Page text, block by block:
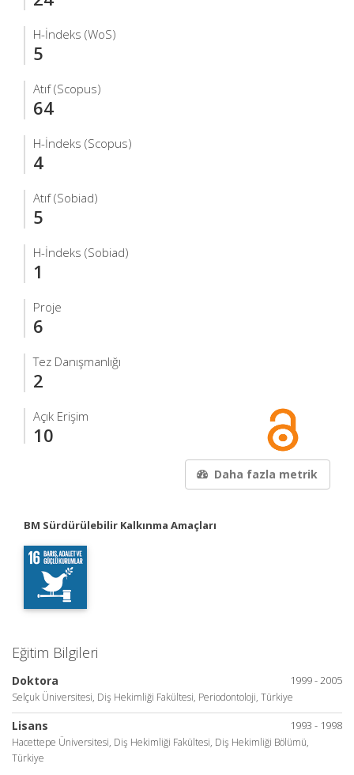
H-İndeks (WoS)
5
Atıf (Scopus)
64
H-İndeks (Scopus)
4
Atıf (Sobiad)
5
H-İndeks (Sobiad)
1
Proje
6
Tez Danışmanlığı
2
Açık Erişim
10
Daha fazla metrik
BM Sürdürülebilir Kalkınma Amaçları
Eğitim Bilgileri
1999 - 2005
Doktora
Selçuk Üniversitesi, Diş Hekimliği Fakültesi, Periodontoloji, Türkiye
1993 - 1998
Lisans
Hacettepe Üniversitesi, Diş Hekimliği Fakültesi, Diş Hekimliği Bölümü,
Türkiye